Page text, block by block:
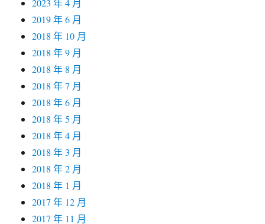
2023 年 4 月
2019 年 6 月
2018 年 10 月
2018 年 9 月
2018 年 8 月
2018 年 7 月
2018 年 6 月
2018 年 5 月
2018 年 4 月
2018 年 3 月
2018 年 2 月
2018 年 1 月
2017 年 12 月
2017 年 11 月